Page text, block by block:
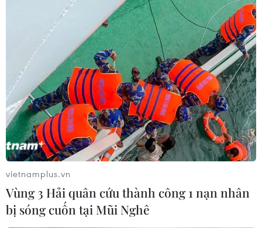
vietnamplus.vn
Vùng 3 Hải quân cứu thành công 1 nạn nhân
bị sóng cuốn tại Mũi Nghê